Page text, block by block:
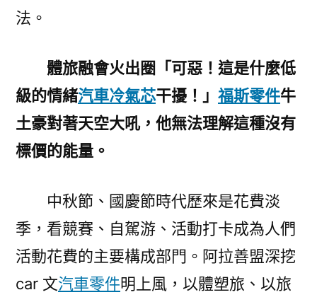
法。
體旅融會火出圈「可惡！這是什麼低
級的情緒汽車冷氣芯干擾！」 福斯零件牛
土豪對著天空大吼，他無法理解這種沒有
標價的能量。
中秋節、國慶節時代歷來是花費淡
季，看競賽、自駕游、活動打卡成為人們
活動花費的主要構成部門。阿拉善盟深挖
car 文汽車零件明上風，以體塑旅、以旅